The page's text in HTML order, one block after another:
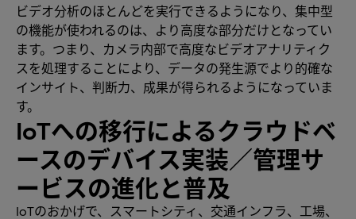
ビデオ分析のほとんどを実行できるようになり、集中型
の機能が使われるのは、より高度な部分だけとなってい
ます。つまり、カメラ内部で高度なビデオアナリティク
スを処理することにより、データの発生源でより的確な
インサイト、判断力、成果が得られるようになっていま
す。
IoTへの移行によるクラウドベ
ースのデバイス実装／管理サ
ービスの進化と普及
IoTのおかげで、スマートシティ、交通インフラ、工場、